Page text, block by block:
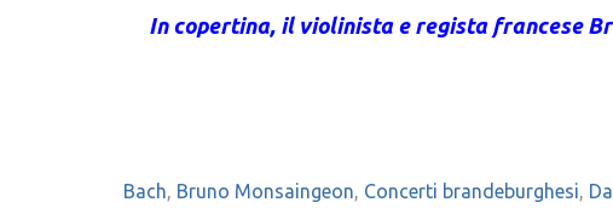
In copertina, il violinista e regista francese
Bach, Bruno Monsaingeon, Concerti brandeburghesi,